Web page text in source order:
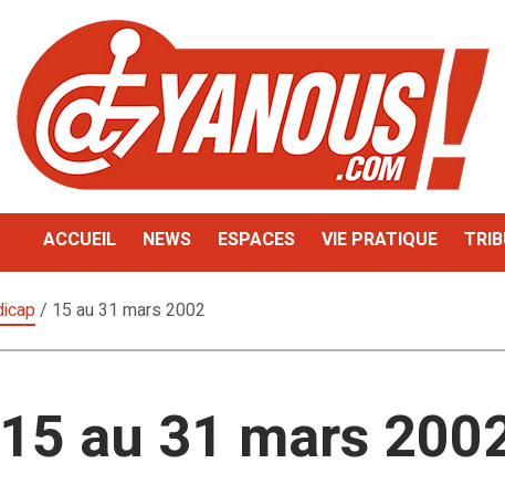
ACCUEIL NEWS ESPACES VIE PRATIQUE
/ 15 au 31 mars 2002
15 au 31 mars